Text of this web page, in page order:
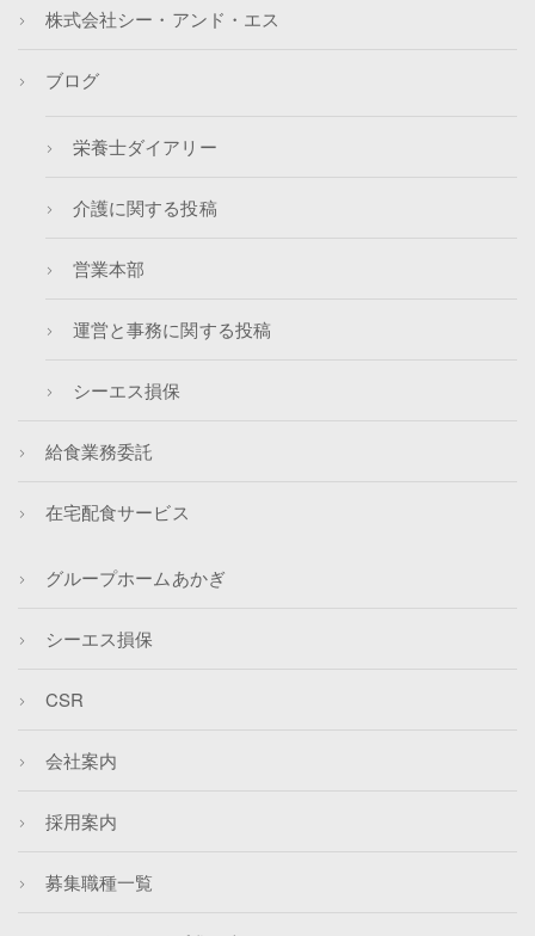
株式会社シー・アンド・エス
ブログ
栄養士ダイアリー
介護に関する投稿
営業本部
運営と事務に関する投稿
シーエス損保
給食業務委託
在宅配食サービス
グループホームあかぎ
シーエス損保
CSR
会社案内
採用案内
募集職種一覧